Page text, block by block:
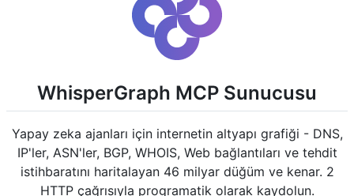
WhisperGraph MCP Sunucusu
Yapay zeka ajanları için internetin altyapı grafiği - DNS,
IP'ler, ASN'ler, BGP, WHOIS, Web bağlantıları ve tehdit
istihbaratını haritalayan 46 milyar düğüm ve kenar. 2
HTTP çağrısıyla programatik olarak kaydolun.